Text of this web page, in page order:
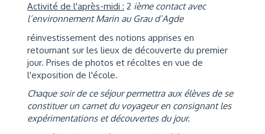
Activité de l'après-midi : 2 ième contact avec
l’environnement Marin au Grau d’Agde
réinvestissement des notions apprises en
retournant sur les lieux de découverte du premier
jour. Prises de photos et récoltes en vue de
l'exposition de l'école.
Chaque soir de ce séjour permettra aux élèves de se
constituer un carnet du voyageur en consignant les
expérimentations et découvertes du jour.